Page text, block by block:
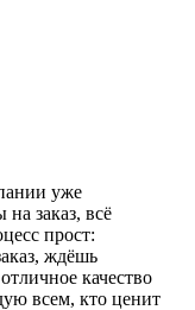
уже
на заказ, всё
прост:
ждёшь
качество
всем, кто ценит